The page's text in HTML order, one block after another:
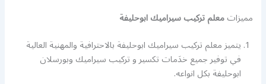
مميزاتمعلم تركيب سيراميك ابوحليفة
يتميز معلم تركيب سيراميك ابوحليفة بالاحترافية والمهنية العالية
في توفير جميع خدَمات تكسير و تركيب سيراميك وبورسلان
ابوحليفة بكل انواعه.